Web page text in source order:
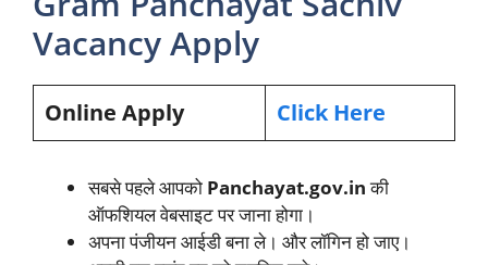
Vacancy Apply
Online Apply Click Here
सबसे पहले आपको Panchayat.gov.inकी
ऑफशियल वेबसाइट पर जाना होगा।
अपना पंजीयन आईडी बना ले। और लॉगिन हो जाए।